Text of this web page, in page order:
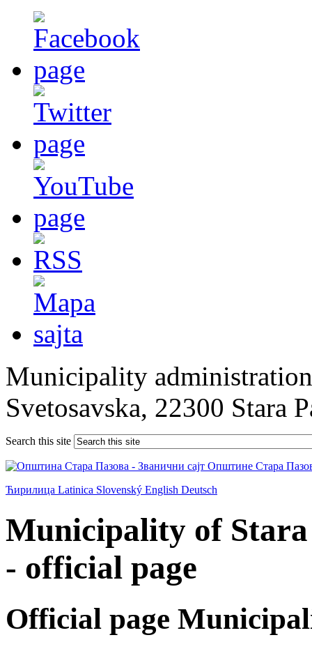
Municipality
Svetosavska, 22300 Stara
Search this site
Ћирилица Latinica Slovenský English Deutsch
Municipality of Stara
- official page
Official page